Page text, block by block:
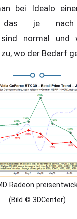
bei Idealo
je nach
sind normal
wo der Bedarf
Radeon
(Bild © 3DCenter)